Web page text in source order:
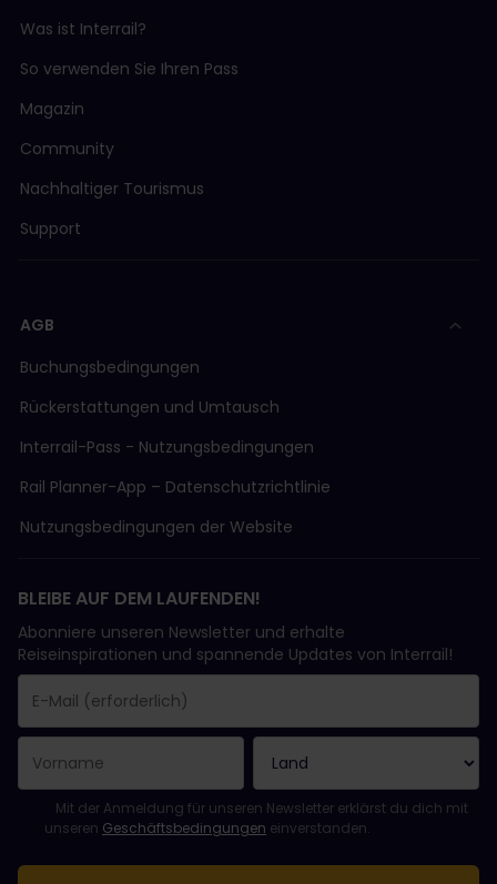
Was ist Interrail?
So verwenden Sie Ihren Pass
Magazin
Community
Nachhaltiger Tourismus
Support
AGB
Buchungsbedingungen
Rückerstattungen und Umtausch
Interrail-Pass - Nutzungsbedingungen
Rail Planner-App – Datenschutzrichtlinie
Nutzungsbedingungen der Website
BLEIBE AUF DEM LAUFENDEN!
Abonniere unseren Newsletter und erhalte
Reiseinspirationen und spannende Updates von Interrail!
Sie haben sich erfolgreich angemeldet.
Das Feld „E-Mail-Adresse“ ist ein Pflichtfeld!
Diese E-Mail-Adresse ist ungültig!
Beim Abonnieren des Newsletters ist ein Fehler aufgetreten.
Du hast diesen Newsletter bereits abonniert!
Bitte stimme den Allgemeinen Geschäftsbedingungen zu, um
Mit der Anmeldung für unseren Newsletter erklärst du dich mit
unseren Geschäftsbedingungen einverstanden.